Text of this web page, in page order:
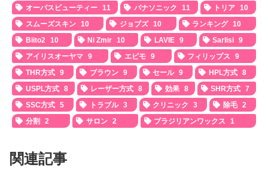
オーパスビューティー 11 パナソニック 11 トリア
10
スムーズスキン 10 ジョブズ 10 ランキング 10
Biito2
10 Ni Zmir 10 LAVIE 9 Sarlisi 9
アイリスオーヤマ 9 エピモ 9 フィリップス
9
THR方式 9 ブラウン 9 セール 9 HPL方式 8
USPL方式 8 レーザー方式 8 効果 8 SHR方式 7
SSC方式 5 トラブル 3 クリニック 3 除毛 2
分割
2 サロン 2 ブラジリアンワックス 1
関連記事